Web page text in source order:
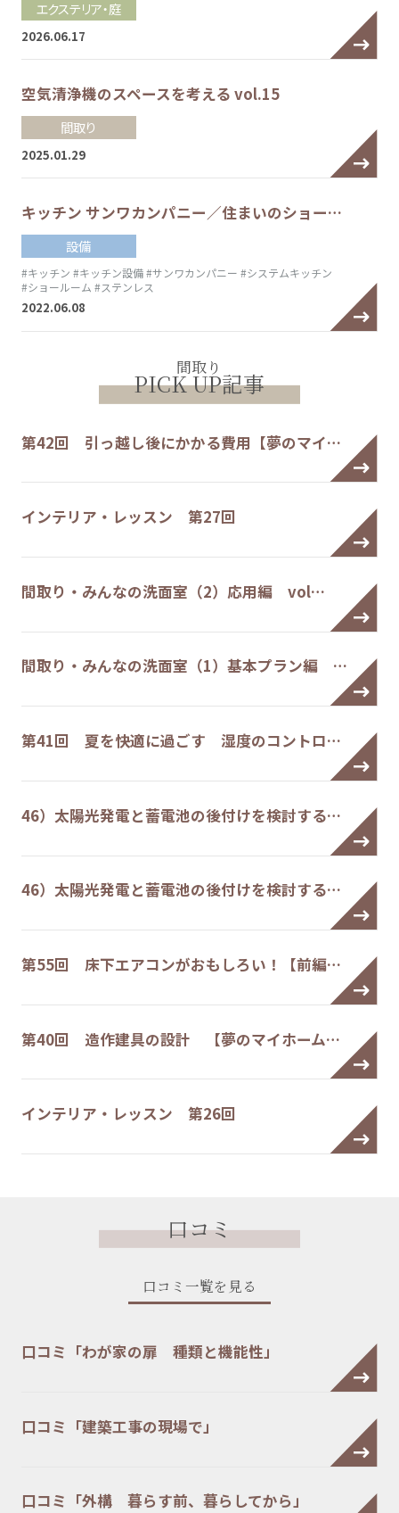
エクステリア・庭
2026.06.17
空気清浄機のスペースを考える vol.15
間取り
2025.01.29
キッチン サンワカンパニー／住まいのショー…
設備
#キッチン #キッチン設備#サンワカンパニー #システムキッチン
#ショールーム #ステンレス
2022.06.08
間取り
PICK UP記事
第42回 引っ越し後にかかる費用【夢のマイ…
インテリア・レッスン 第27回
間取り・みんなの洗面室（2）応用編 vol…
間取り・みんなの洗面室（1）基本プラン編 …
第41回 夏を快適に過ごす 湿度のコントロ…
46）太陽光発電と蓄電池の後付けを検討する…
46）太陽光発電と蓄電池の後付けを検討する…
第55回 床下エアコンがおもしろい！【前編…
第40回 造作建具の設計 【夢のマイホーム…
インテリア・レッスン 第26回
口コミ
口コミ一覧を見る
口コミ「わが家の扉 種類と機能性」
口コミ「建築工事の現場で」
口コミ「外構 暮らす前、暮らしてから」